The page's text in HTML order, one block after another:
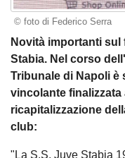
© foto di Federico Serra
Novità importanti
Stabia. Nel corso
Tribunale di Napoli è
vincolante
ricapitalizzazione
club:
"La S.S. Juve Stabia